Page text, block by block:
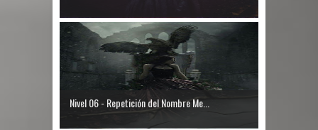
Nivel 06 - Repetición del Nombre Me...